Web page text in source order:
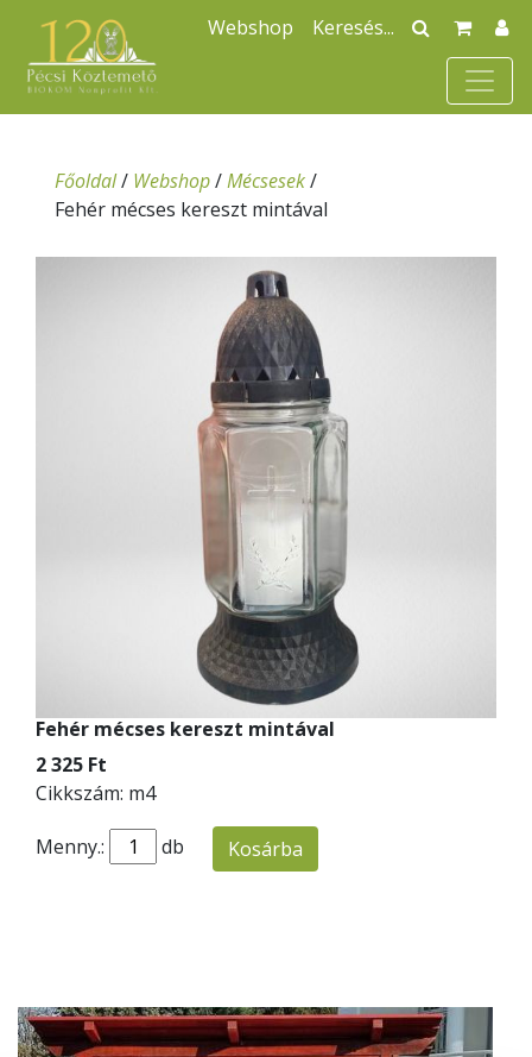
Webshop
Főoldal/ Webshop/Mécsesek/
Fehér mécses kereszt mintával
Fehér mécses kereszt mintával
2 325 Ft
Cikkszám: m4
Menny.: db Kosárba